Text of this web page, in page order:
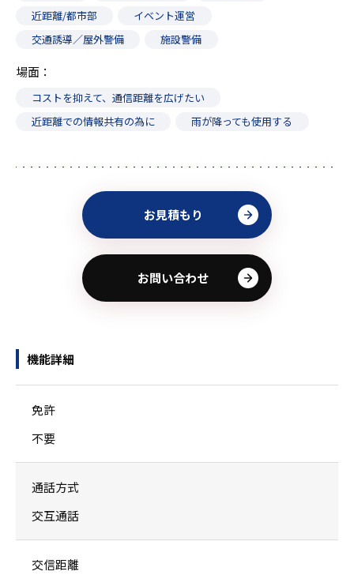
近距離/都市部
イベント運営
交通誘導／屋外警備
施設警備
場面
コストを抑えて、通信距離を広げたい
近距離での情報共有の為に
雨が降っても使用する
お見積もり
お問い合わせ
機能詳細
免許
不要
通話方式
交互通話
交信距離